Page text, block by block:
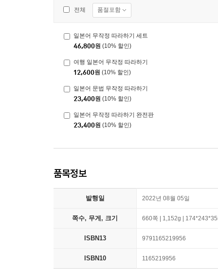
전체 품절포함
일본어 무작정 따라하기 세트
46,800원 (10% 할인)
여행 일본어 무작정 따라하기
12,600원 (10% 할인)
일본어 문법 무작정 따라하기
23,400원 (10% 할인)
일본어 무작정 따라하기 완전판
23,400원 (10% 할인)
품목정보
발행일 2022년 08월 05일
쪽수, 무게, 크기 660쪽 | 1,152g |
ISBN13 9791165219956
ISBN10 1165219956